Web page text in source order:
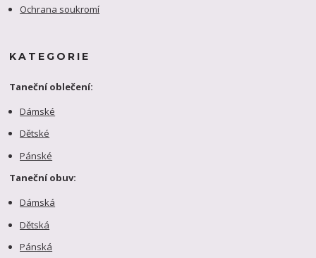
Ochrana soukromí
KATEGORIE
Taneční oblečení:
Dámské
Dětské
Pánské
Taneční obuv:
Dámská
Dětská
Pánská